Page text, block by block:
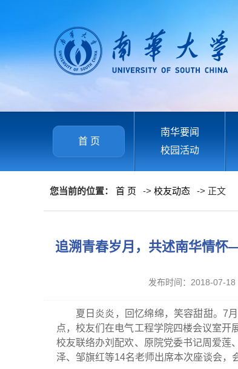
首 页
南华要闻
校园活动
您当前的位置： 首 页 -> 校友动态 -> 正文
追溯青春岁月，共述南华情
发布时间：2018-07-
夏日炎炎，回忆绵绵，笑容甜甜。7
点，校友们在电气工程学院四楼会议室开
校友联络办刘配欢、原院党委书记周爱莲
泽、邹旗红等14名老师出席本次座谈会，